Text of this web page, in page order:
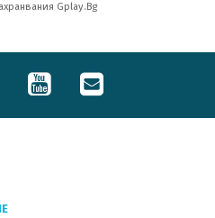
Gplay.Bg